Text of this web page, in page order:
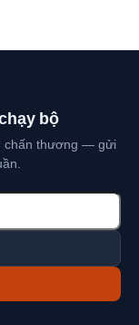
bộ
chấn thương — gửi